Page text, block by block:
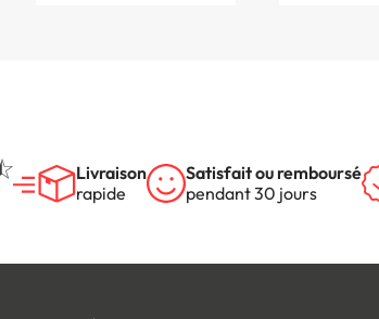
Livraison
rapide
Satisfait ou remboursé
pendant 30 jours